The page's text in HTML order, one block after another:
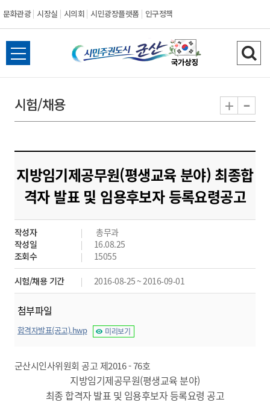
문화관광 시장실 시의회 시민광장플랫폼 인구정책
시
민
도
시
군
산
전
체
뉴
열
검
색
기
시험/채용 + -
지방임기제공무원(평생교육 분야) 최종합
격자 발표 및 임용후보자 등록요령공고
작성자
총무과
작성일
16.08.25
조회수
15055
시험/채용 기간 2016-08-25 ~ 2016-09-01
첨부파일
합격자발표(공고).hwp 미리보기
군산시인사위원회 공고 제2016 - 76호
지방임기제공무원(평생교육 분야)
최종 합격자 발표 및 임용후보자 등록요령 공고